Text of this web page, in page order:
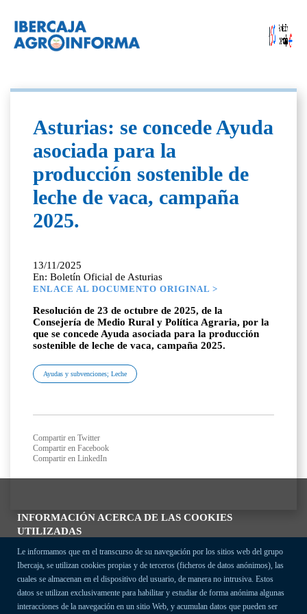
INFORMACIÓN ACERCA DE LAS COOKIES
UTILIZADAS
Le informamos que en el transcurso de su navegación por los sitios web del grupo
Ibercaja, se utilizan cookies propias y de terceros (ficheros de datos anónimos), las
cuales se almacenan en el dispositivo del usuario, de manera no intrusiva. Estos
datos se utilizan exclusivamente para habilitar y estudiar de forma anónima algunas
interacciones de la navegación en un sitio Web, y acumulan datos que pueden ser
Asturias: se concede Ayuda
asociada para la
producción sostenible de
leche de vaca, campaña
2025.
13/11/2025
En: Boletín Oficial de Asturias
ENLACE AL DOCUMENTO ORIGINAL >
Resolución de 23 de octubre de 2025, de la
Consejería de Medio Rural y Política Agraria, por la
que se concede Ayuda asociada para la producción
sostenible de leche de vaca, campaña 2025.
Ayudas y subvenciones; Leche
Compartir en Twitter
Compartir en Facebook
Compartir en LinkedIn